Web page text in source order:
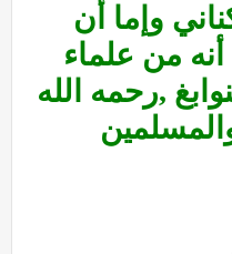
وإما أن
من علماء
,رحمه الله